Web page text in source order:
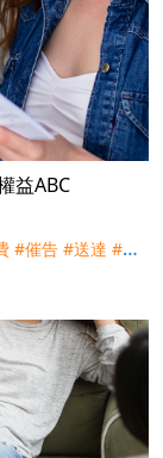
益ABC
#催告 #送達 #停